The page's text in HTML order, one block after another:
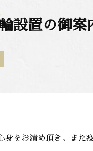
設置の御案
をお清め頂き、また